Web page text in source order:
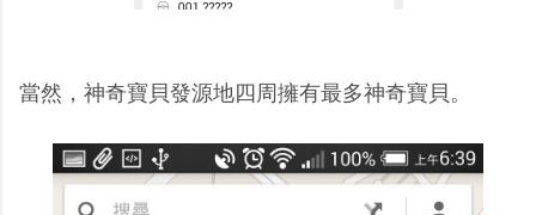
當然，神奇寶貝發源地四周擁有最多神奇寶貝。